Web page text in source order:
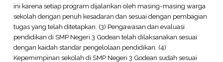
ini karena setiap program dijalankan oleh masing-masing warga
sekolah dengan penuh kesadaran dan sesuai dengan pembagian
tugas yang telah ditetapkan. (3) Pengawasan dan evaluasi
pendidikan di SMP Negeri 3 Godean telah dilaksanakan sesuai
dengan kaidah standar pengelolaan pendidikan. (4)
Kepemimpinan sekolah di SMP Negeri 3 Godean sudah sesuai